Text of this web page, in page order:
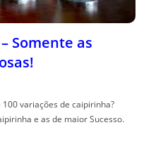
Somente as
variações de caipirinha?
e as de maior Sucesso.